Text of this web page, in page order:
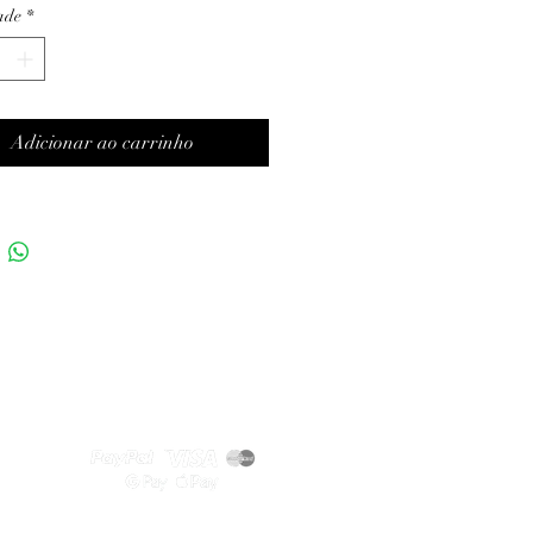
*
Adicionar ao carrinho